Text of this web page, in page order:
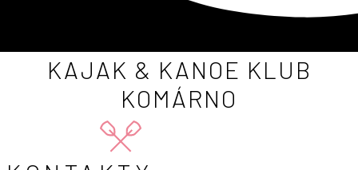
KAJAK & KANOE KLUB
KOMÁRNO